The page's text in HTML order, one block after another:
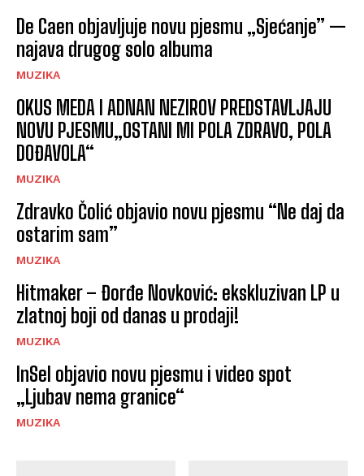
De Caen objavljuje novu pjesmu „Sjećanje” —
najava drugog solo albuma
MUZIKA
OKUS MEDA I ADNAN NEZIROV PREDSTAVLJAJU
NOVU PJESMU„OSTANI MI POLA ZDRAVO, POLA
DOĐAVOLA“
MUZIKA
Zdravko Čolić objavio novu pjesmu “Ne daj da
ostarim sam”
MUZIKA
Hitmaker – Đorđe Novković: ekskluzivan LP u
zlatnoj boji od danas u prodaji!
MUZIKA
InSel objavio novu pjesmu i video spot
„Ljubav nema granice“
MUZIKA